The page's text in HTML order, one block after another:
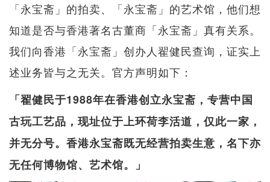
「永宝斋」的拍卖、「永宝斋」的艺术馆，他们想
知道是否与香港著名古董商「永宝斋」真有关系。
我们向香港「永宝斋」创办人翟健民查询，证实上
述业务皆与之无关。官方声明如下：
「翟健民于1988年在香港创立永宝斋，专营中国
古玩工艺品，现址位于上环荷李活道，仅此一家，
并无分号。香港永宝斋既无经营拍卖生意，名下亦
无任何博物馆、艺术馆。」